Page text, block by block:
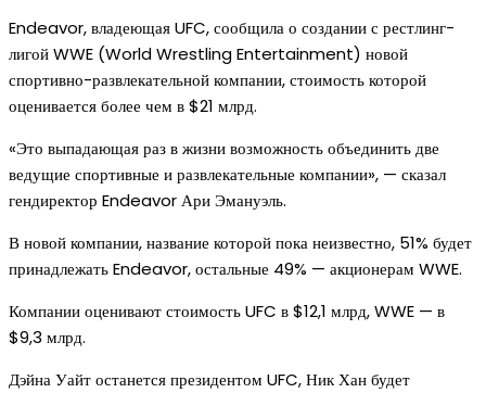
Endeavor, владеющая UFC, сообщила о создании с рестлинг-
лигой WWE (World Wrestling Entertainment) новой
спортивно-развлекательной компании, стоимость которой
оценивается более чем в $21 млрд.
«Это выпадающая раз в жизни возможность объединить две
ведущие спортивные и развлекательные компании», — сказал
гендиректор Endeavor Ари Эмануэль.
В новой компании, название которой пока неизвестно, 51% будет
принадлежать Endeavor, остальные 49% — акционерам WWE.
Компании оценивают стоимость UFC в $12,1 млрд, WWE — в
$9,3 млрд.
Дэйна Уайт останется президентом UFC, Ник Хан будет